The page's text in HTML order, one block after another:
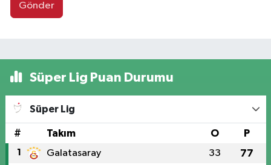
Gönder
Süper Lig Puan Durumu
Süper Lig
# Takım O P
1 Galatasaray 33 77